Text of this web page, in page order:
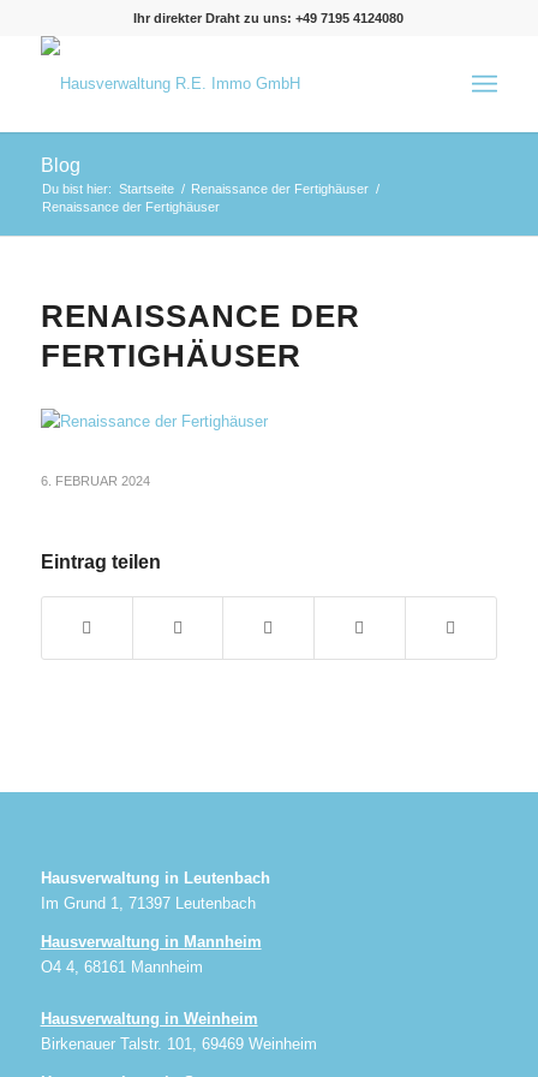
Ihr direkter Draht zu uns: +49 7195 4124080
Blog
Du bist hier: Startseite / Renaissance der Fertighäuser /
Renaissance der Fertighäuser
RENAISSANCE DER
FERTIGHÄUSER
6. FEBRUAR 2024
Eintrag teilen
Hausverwaltung in Leutenbach
Im Grund 1, 71397 Leutenbach
Hausverwaltung in Mannheim
O4 4, 68161 Mannheim
Hausverwaltung in Weinheim
Birkenauer Talstr. 101, 69469 Weinheim